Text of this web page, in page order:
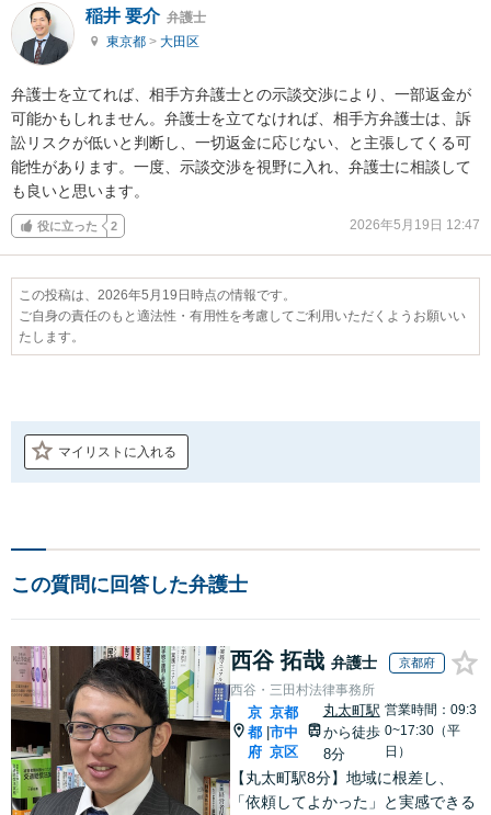
稲井 要介 弁護士
東京都 > 大田区
弁護士を立てれば、相手方弁護士との示談交渉により、一部返金が
可能かもしれません。弁護士を立てなければ、相手方弁護士は、訴
訟リスクが低いと判断し、一切返金に応じない、と主張してくる可
能性があります。一度、示談交渉を視野に入れ、弁護士に相談して
も良いと思います。
役に立った 2 2026年5月19日 12:47
この投稿は、2026年5月19日時点の情報です。
ご自身の責任のもと適法性・有用性を考慮してご利用いただくようお願いい
たします。
マイリストに入れる
この質問に回答した弁護士
西谷 拓哉 弁護士 京都府
西谷・三田村法律事務所
京
都
府
京都
市中
京区
丸太町駅
から徒歩
8分
営業時間：09:3
0~17:30（平
日）
【丸太町駅8分】地域に根差し、
「依頼してよかった」と実感できる